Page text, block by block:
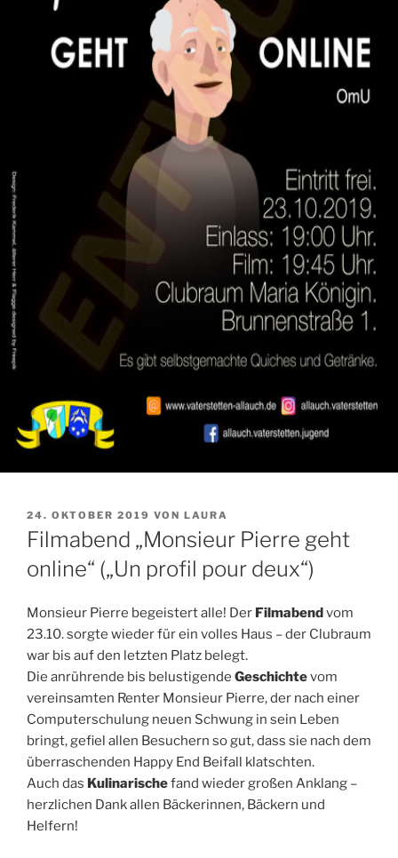
VERÖFFENTLICHT
AM
24. OKTOBER 2019 VON LAURA
Filmabend „Monsieur Pierre geht
online“ („Un profil pour deux“)
Monsieur Pierre begeistert alle! Der Filmabend vom
23.10. sorgte wieder für ein volles Haus – der Clubraum
war bis auf den letzten Platz belegt.
Die anrührende bis belustigende Geschichtevom
vereinsamten Renter Monsieur Pierre, der nach einer
Computerschulung neuen Schwung in sein Leben
bringt, gefiel allen Besuchern so gut, dass sie nach dem
überraschenden Happy End Beifall klatschten.
Auch das Kulinarischefand wieder großen Anklang –
herzlichen Dank allen Bäckerinnen, Bäckern und
Helfern!